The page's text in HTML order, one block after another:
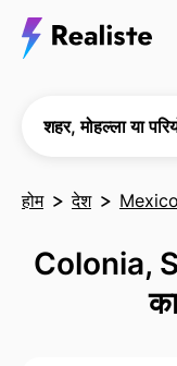
शहर, मोहल्ला या
होम देश Mexico
Colonia,